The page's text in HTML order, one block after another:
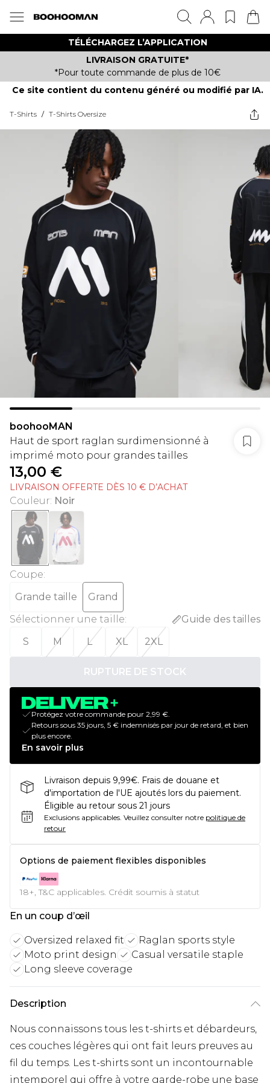
TÉLÉCHARGEZ L’APPLICATION
LIVRAISON GRATUITE*
*Pour toute commande de plus de 10€
Ce site contient du contenu généré ou modifié par IA.
T-Shirts / T-Shirts Oversize
boohooMAN
Haut de sport raglan surdimensionné à
imprimé moto pour grandes tailles
13,00 €
LIVRAISON OFFERTE DÈS 10 € D’ACHAT
Couleur: Noir
Coupe:
Grande taille
Grand
Sélectionner une taille:
Guide des tailles
S
M L XL 2XL
RUPTURE DE STOCK
Protégez votre commande pour 2,99 €.
Retours sous 35 jours, 5 € indemnisés par jour de retard, et bien
plus encore.
En savoir plus
Livraison depuis 9,99€. Frais de douane et
d'importation de l'UE ajoutés lors du paiement.
Éligible au retour sous 21 jours
Exclusions applicables. Veuillez consulter notre politique de
retour
Options de paiement flexibles disponibles
18+, T&C applicables. Crédit soumis à statut
En un coup d’œil
Oversized relaxed fit
Raglan sports style
Moto print design
Casual versatile staple
Long sleeve coverage
Description
Nous connaissons tous les t-shirts et débardeurs,
ces couches légères qui ont fait leurs preuves au
fil du temps. Les t-shirts sont un incontournable
intemporel qui offre à votre garde-robe une base